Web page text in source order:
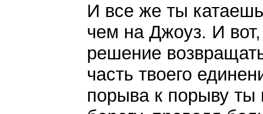
И все же ты
чем на Джоуз. И
решение
часть твоего
порыва к порыву ты